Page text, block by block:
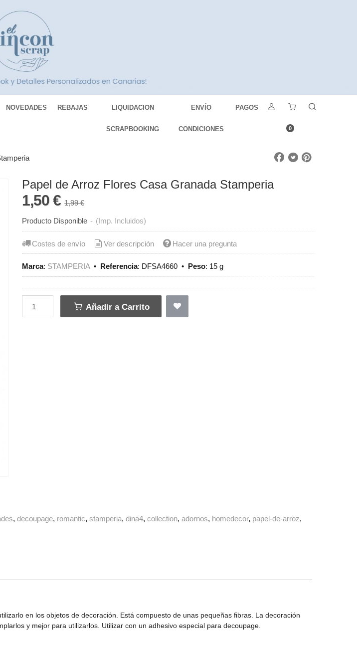
NOVEDADES REBAJAS LIQUIDACION
SCRAPBOOKING
ENVÍO
CONDICIONES
PAGOS
0
Papel de Arroz Flores Casa Granada Stamperia
1,50 €1,99 €
Producto Disponible - (Imp. Incluidos)
Costes de envío Ver descripción Hacer una pregunta
Marca: STAMPERIA• Referencia: DFSA4660 • Peso: 15 g
Añadir a Carrito
decoupage romantic stamperia dina4 collection adornos homedecor papel-de-arroz
en los objetos de decoración. Está compuesto de unas pequeñas fibras. La decoración
y mejor para utilizarlos. Utilizar con un adhesivo especial para decoupage.